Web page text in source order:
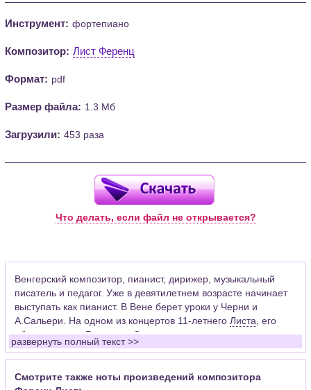
Инструмент: фортепиано
Композитор: Лист Ференц
Формат: pdf
Размер файла: 1.3 Мб
Загрузили: 453 раза
Что делать, если файл не открывается?
Венгерский композитор, пианист, дирижер, музыкальный
писатель и педагог. Уже в девятилетнем возрасте начинает
выступать как пианист. В Вене берет уроки у Черни и
А.Сальери. На одном из концертов 11-летнего Листа , его
«благословил»Бетховен. Сильное влияние на становление
великого музыкального романтика оказали встречи с
Берлиозом,ШопеномиПаганини. Восхищаясь мастерством
скипача-виртуоза, Лист видел и ограниченность такого рода
развернуть полный текст >>
Смотрите также ноты произведений композитора